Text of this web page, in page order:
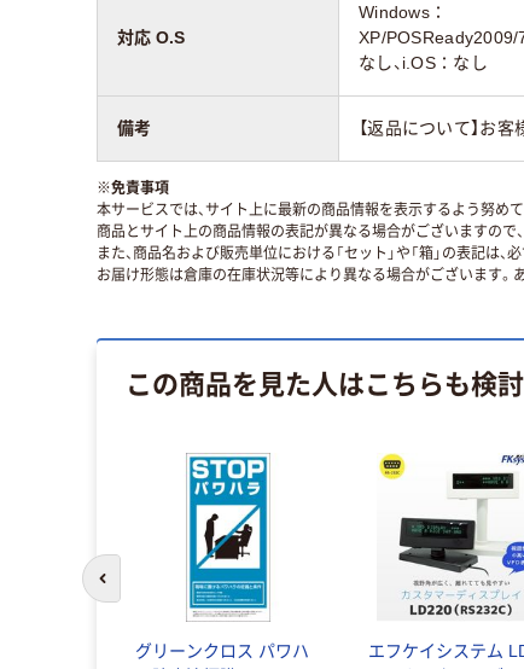
対応 O.S
Windows：
XP/POSReady2009/
なし、i.OS：なし
備考 【返品について】お
※免責事項
本サービスでは、サイト上に最新の商品情報を表示するよう努めて
商品とサイト上の商品情報の表記が異なる場合がございますので
また、商品名および販売単位における「セット」や「箱」の表記は
お届け形態は倉庫の在庫状況等により異なる場合がございます。
この商品を見た人はこちらも検
グリーンクロス パワハ
エフケイシステム
前のスライドへ